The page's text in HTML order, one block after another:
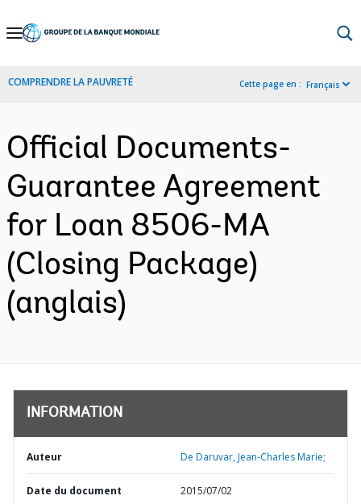
Skip
Navigation
COMPRENDRE LA PAUVRETÉ Cette page en : Français
Official Documents-
Guarantee Agreement
for Loan 8506-MA
(Closing Package)
(anglais)
INFORMATION
Auteur De Daruvar, Jean-Charles Marie;
Date du document 2015/07/02